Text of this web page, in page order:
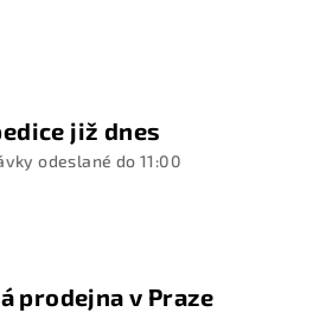
již dnes
odeslané do 11:00
prodejna v Praze